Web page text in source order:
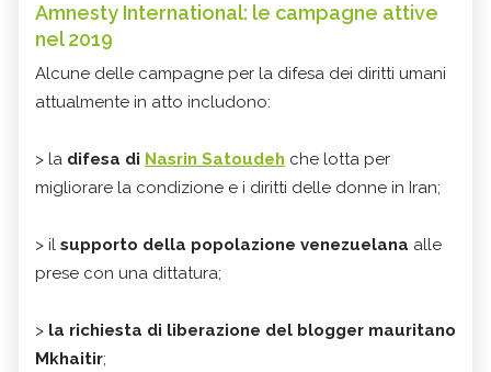
Amnesty International: le campagne attive
nel 2019
Alcune delle campagne per la difesa dei diritti umani
attualmente in atto includono:
> la difesa di Nasrin Satoudeh che lotta per
migliorare la condizione e i diritti delle donne in Iran;
> il supporto della popolazione venezuelana alle
prese con una dittatura;
> la richiesta di liberazione del blogger mauritano
Mkhaitir;